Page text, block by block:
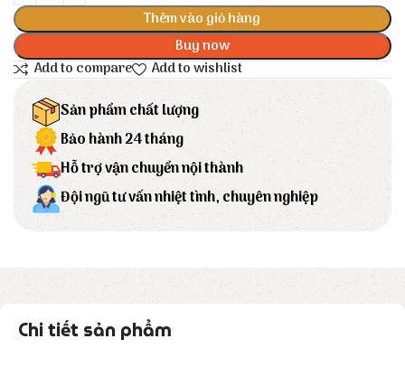
Thêm vào giỏ hàng
Buy now
Add to compare
Add to wishlist
Sản phẩm chất lượng
Bảo hành 24 tháng
Hỗ trợ vận chuyển nội thành
Đội ngũ tư vấn nhiệt tình, chuyên nghiệp
Chi tiết sản phẩm